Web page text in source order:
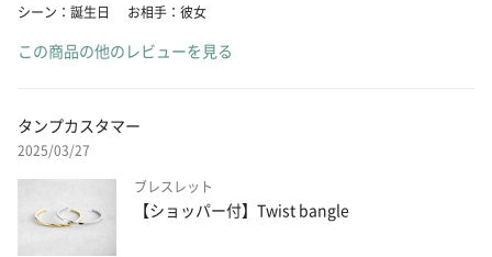
シーン：誕生日
お相手：彼女
この商品の他のレビューを見る
タンプカスタマー
2025/03/27
ブレスレット
【ショッパー付】Twist bangle